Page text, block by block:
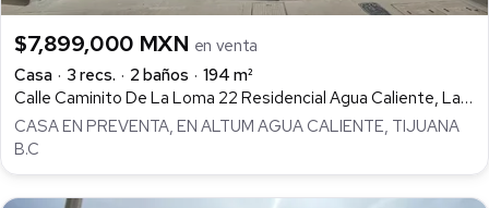
$7,899,000 MXN en venta
Casa
3 recs. 2 baños
194 m²
Calle Caminito De La Loma 22 Residencial Agua Caliente, Las Plazas, Tijuana
CASA EN PREVENTA, EN ALTUM AGUA CALIENTE, TIJUANA
B.C